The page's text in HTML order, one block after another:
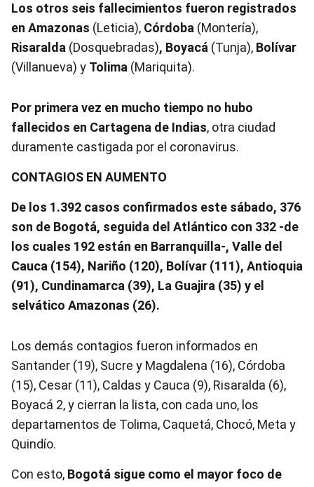
Los otros seis fallecimientos fueron registrados
en Amazonas (Leticia), Córdoba (Montería),
Risaralda (Dosquebradas), Boyacá (Tunja), Bolívar
(Villanueva) y Tolima (Mariquita).
Por primera vez en mucho tiempo no hubo
fallecidos en Cartagena de Indias, otra ciudad
duramente castigada por el coronavirus.
CONTAGIOS EN AUMENTO
De los 1.392 casos confirmados este sábado, 376
son de Bogotá, seguida del Atlántico con 332 -de
los cuales 192 están en Barranquilla-, Valle del
Cauca (154), Nariño (120), Bolívar (111), Antioquia
(91), Cundinamarca (39), La Guajira (35) y el
selvático Amazonas (26).
Los demás contagios fueron informados en
Santander (19), Sucre y Magdalena (16), Córdoba
(15), Cesar (11), Caldas y Cauca (9), Risaralda (6),
Boyacá 2, y cierran la lista, con cada uno, los
departamentos de Tolima, Caquetá, Chocó, Meta y
Quindío.
Con esto, Bogotá sigue como el mayor foco de